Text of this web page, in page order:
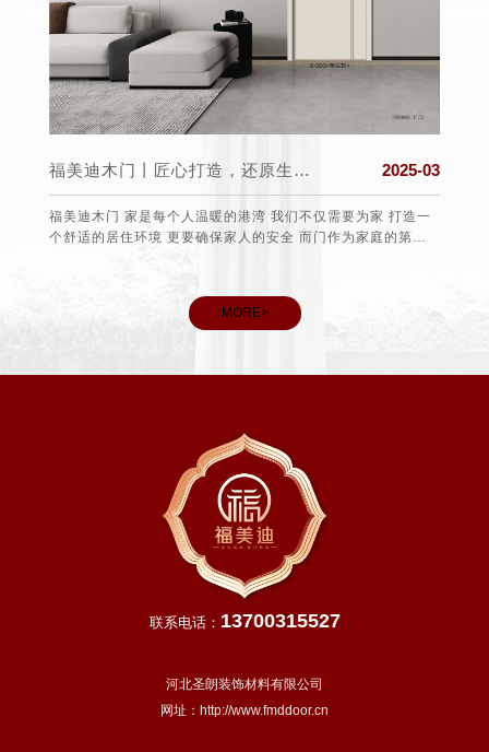
福美迪木门丨匠心打造，还原生活真实的本质 2025-03
福美迪木门 家是每个人温暖的港湾 我们不仅需要为家 打造一
个舒适的居住环境 更要确保家人的安全 而门作为家庭的第一
MORE>
联系电话： 13700315527
河北圣朗装饰材料有限公司
网址： http://www.fmddoor.cn